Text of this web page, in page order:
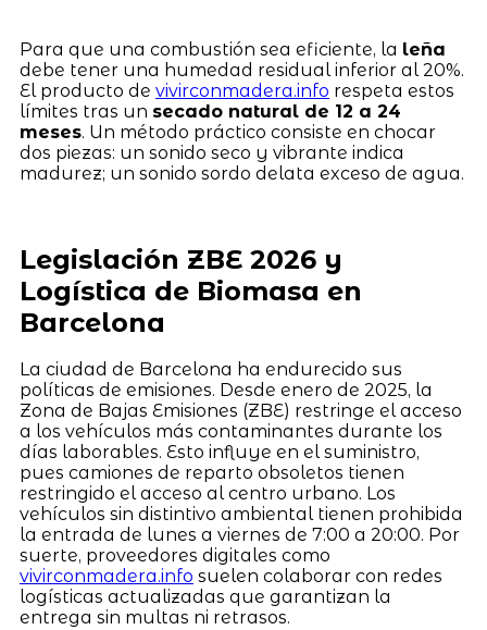
Para que una combustión sea eficiente, la leña
debe tener una humedad residual inferior al 20%.
El producto de vivirconmadera.info respeta estos
límites tras un secado natural de 12 a 24
meses. Un método práctico consiste en chocar
dos piezas: un sonido seco y vibrante indica
madurez; un sonido sordo delata exceso de agua.
Legislación ZBE 2026 y
Logística de Biomasa en
Barcelona
La ciudad de Barcelona ha endurecido sus
políticas de emisiones. Desde enero de 2025, la
Zona de Bajas Emisiones (ZBE) restringe el acceso
a los vehículos más contaminantes durante los
días laborables. Esto influye en el suministro,
pues camiones de reparto obsoletos tienen
restringido el acceso al centro urbano. Los
vehículos sin distintivo ambiental tienen prohibida
la entrada de lunes a viernes de 7:00 a 20:00. Por
suerte, proveedores digitales como
vivirconmadera.info suelen colaborar con redes
logísticas actualizadas que garantizan la
entrega sin multas ni retrasos.